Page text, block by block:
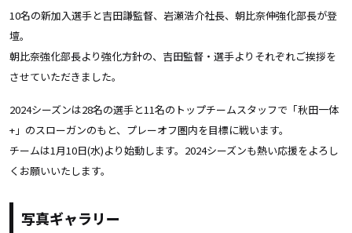
10名の新加入選手と吉田謙監督、岩瀬浩介社長、朝比奈伸強化部長が登
壇。
朝比奈強化部長より強化方針の、吉田監督・選手よりそれぞれご挨拶を
させていただきました。
2024シーズンは28名の選手と11名のトップチームスタッフで「秋田一体
+」のスローガンのもと、プレーオフ圏内を目標に戦います。
チームは1月10日(水)より始動します。2024シーズンも熱い応援をよろし
くお願いいたします。
写真ギャラリー